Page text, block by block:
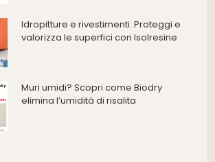
Isolamento
Materiali da costruzione
Pannelli
Pareti Interne
Reti di adduzione gas
Idropitture e rivestimenti: Proteggi e
valorizza le superfici con Isolresine
Muri umidi? Scopri come Biodry
elimina l’umidità di risalita